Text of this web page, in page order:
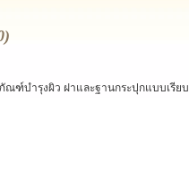
ณฑ์บำรุงผิว ฝาและฐานกระปุกแบบเรียบ